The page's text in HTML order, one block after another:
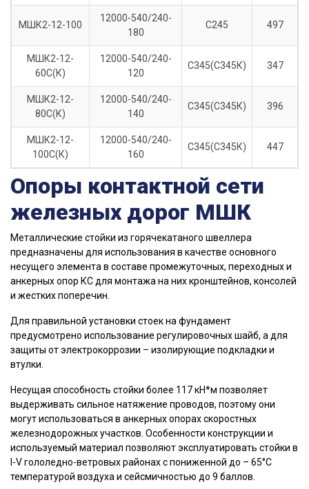
МШК2-12-100
12000-540/240-
180
С245 497
МШК2-12-
60С(К)
12000-540/240-
120
С345(С345К) 347
МШК2-12-
80С(К)
12000-540/240-
140
С345(С345К) 396
МШК2-12-
100С(К)
12000-540/240-
160
С345(С345К) 447
Опоры контактной сети
железных дорог МШК
Металлические стойки из горячекатаного швеллера
предназначены для использования в качестве основного
несущего элемента в составе промежуточных, переходных и
анкерных опор КС для монтажа на них кронштейнов, консолей
и жестких поперечин.
Для правильной установки стоек на фундамент
предусмотрено использование регулировочных шайб, а для
защиты от электрокоррозии – изолирующие подкладки и
втулки.
Несущая способность стойки более 117 кН*м позволяет
выдерживать сильное натяжение проводов, поэтому они
могут использоваться в анкерных опорах скоростных
железнодорожных участков. Особенности конструкции и
используемый материал позволяют эксплуатировать стойки в
I-V гололедно-ветровых районах с пониженной до – 65°С
температурой воздуха и сейсмичностью до 9 баллов.